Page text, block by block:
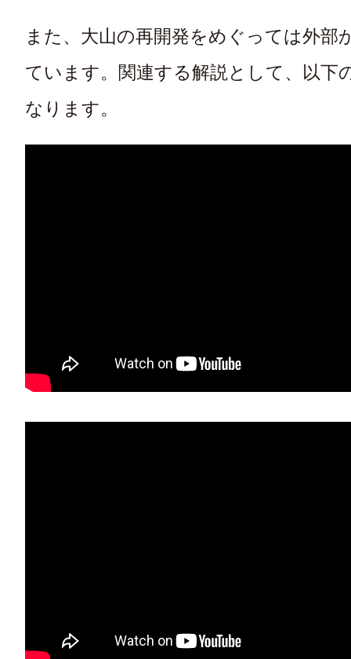
また、大山の再開発をめぐっては外部
ています。関連する解説として、以下
なります。